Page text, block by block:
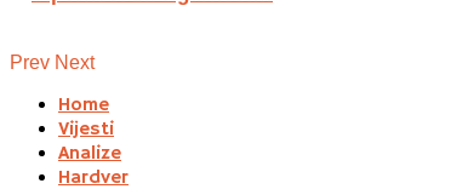
Prev Next
Home
Vijesti
Analize
Hardver